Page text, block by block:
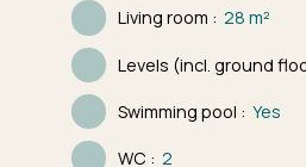
Living room : 28m²
Levels (incl. ground
Swimming pool : Yes
WC : 2